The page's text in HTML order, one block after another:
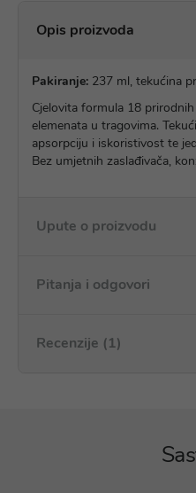
Opis proizvoda
Pakiranje: 237 ml, tekućina
Cjelovita formula 18
elemenata u tragovima.
apsorpciju i iskoristivost te
Bez umjetnih zaslađivača,
Upute o proizvodu
Pitanja i odgovori
Recenzije (1)